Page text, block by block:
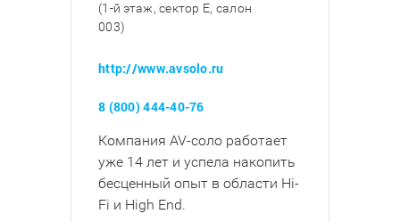
(1-й этаж, сектор E, салон
003)
http://www.avsolo.ru
8 (800) 444-40-76
Компания AV-соло работает
уже 14 лет и успела накопить
бесценный опыт в области Hi-
Fi и High End.